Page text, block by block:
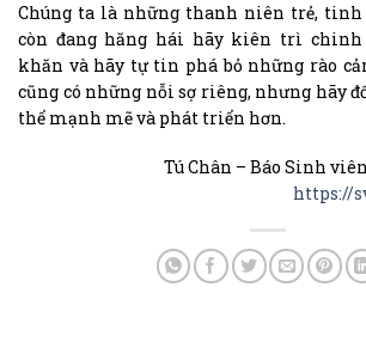
Chúng ta là những thanh niên trẻ,
còn đang hăng hái hãy kiên trì
khăn và hãy tự tin phá bỏ những rào
cũng có những nỗi sợ riêng, nhưng hãy
thể mạnh mẽ và phát triển hơn.
Tú Chân – Báo Sinh
https://